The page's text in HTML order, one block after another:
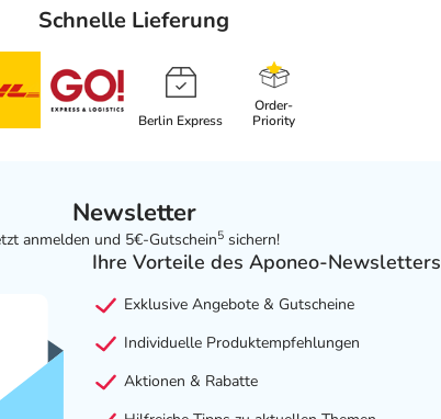
Schnelle Lieferung
Berlin Express
Order-
Priority
Newsletter
anmelden und 5€-Gutschein5 sichern!
Ihre Vorteile des Aponeo-Newsletters
Exklusive Angebote & Gutscheine
Individuelle Produktempfehlungen
Aktionen & Rabatte